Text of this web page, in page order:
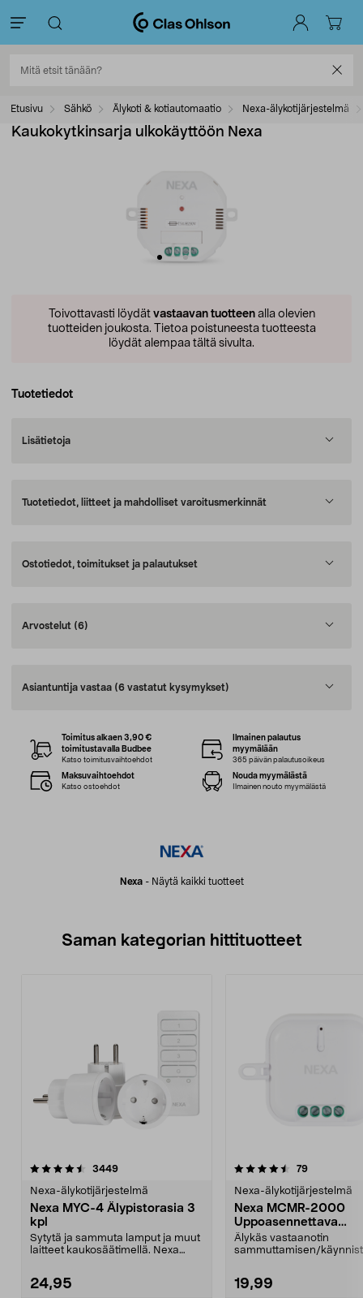
Etusivu Sähkö Älykoti & kotiautomaatio Nexa-älykotijärjestelmä
Kaukokytkinsarja ulkokäyttöön Nexa
Toivottavasti löydät vastaavan tuotteenalla olevien
tuotteiden joukosta. Tietoa poistuneesta tuotteesta
löydät alempaa tältä sivulta.
Tuotetiedot
Lisätietoja
Tuotetiedot, liitteet ja mahdolliset varoitusmerkinnät
Ostotiedot, toimitukset ja palautukset
Arvostelut (6)
Asiantuntija vastaa (6 vastatut kysymykset)
Nexa- Näytä kaikki tuotteet
Toimitus alkaen 3,90 €
toimitustavalla Budbee
Katso toimitusvaihtoehdot
Ilmainen palautus
myymälään
365 päivän palautusoikeus
Maksuvaihtoehdot
Katso ostoehdot
Nouda myymälästä
Ilmainen nouto myymälästä
Saman kategorian hittituotteet
3449arvostelut
Nexa-älykotijärjestelmä
Nexa MYC-4 Älypistorasia 3
kpl
Sytytä ja sammuta lamput ja muut
laitteet kaukosäätimellä. Nexa
24,95
4.5 viidestä
79arvostelut
Nexa-älykotijärjestelmä
Nexa MCMR-2000
Uppoasennettava
vastaanotin, päälle/
Älykäs vastaanotin
sammuttamisen/
19,99
4.5 viidestä